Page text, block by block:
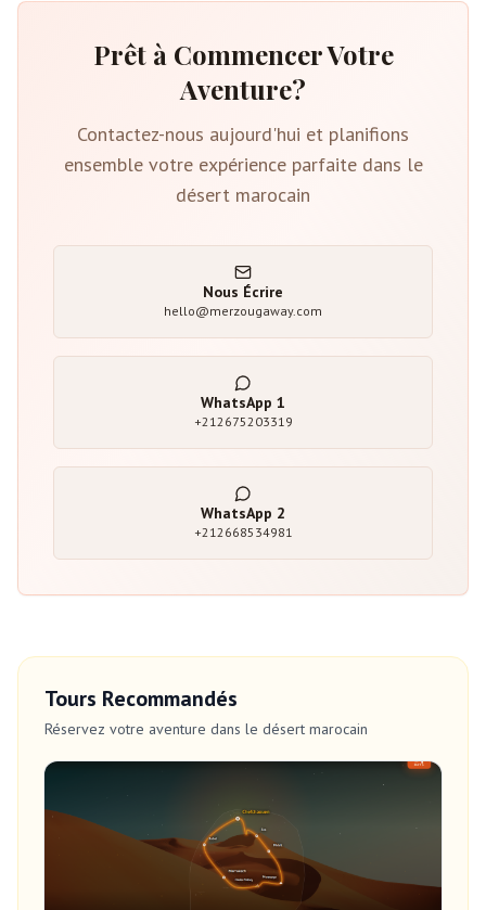
Prêt à Commencer Votre
Aventure?
Contactez-nous aujourd'hui et planifions
ensemble votre expérience parfaite dans le
désert marocain
Nous Écrire
hello@merzougaway.com
WhatsApp 1
+212675203319
WhatsApp 2
+212668534981
Tours Recommandés
Réservez votre aventure dans le désert marocain